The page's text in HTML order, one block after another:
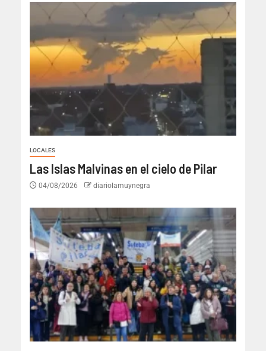
LOCALES
Las Islas Malvinas en el cielo de Pilar
04/08/2026 diariolamuynegra